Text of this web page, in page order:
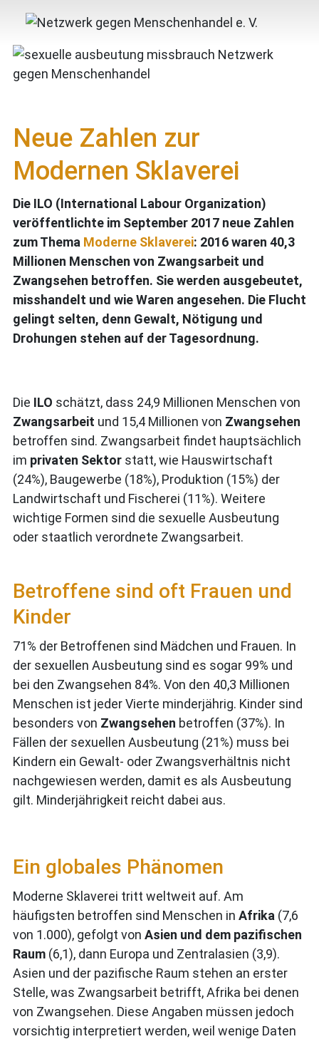
Neue Zahlen zur
Modernen Sklaverei
Die ILO (International Labour Organization)
veröffentlichte im September 2017 neue Zahlen
zum Thema Moderne Sklaverei: 2016 waren 40,3
Millionen Menschen von Zwangsarbeit und
Zwangsehen betroffen. Sie werden ausgebeutet,
misshandelt und wie Waren angesehen. Die Flucht
gelingt selten, denn Gewalt, Nötigung und
Drohungen stehen auf der Tagesordnung.
Die ILO schätzt, dass 24,9 Millionen Menschen von
Zwangsarbeit und 15,4 Millionen von Zwangsehen
betroffen sind. Zwangsarbeit findet hauptsächlich
im privaten Sektor statt, wie Hauswirtschaft
(24%), Baugewerbe (18%), Produktion (15%) der
Landwirtschaft und Fischerei (11%). Weitere
wichtige Formen sind die sexuelle Ausbeutung
oder staatlich verordnete Zwangsarbeit.
Betroffene sind oft Frauen und
Kinder
71% der Betroffenen sind Mädchen und Frauen. In
der sexuellen Ausbeutung sind es sogar 99% und
bei den Zwangsehen 84%. Von den 40,3 Millionen
Menschen ist jeder Vierte minderjährig. Kinder sind
besonders von Zwangsehen betroffen (37%). In
Fällen der sexuellen Ausbeutung (21%) muss bei
Kindern ein Gewalt- oder Zwangsverhältnis nicht
nachgewiesen werden, damit es als Ausbeutung
gilt. Minderjährigkeit reicht dabei aus.
Ein globales Phänomen
Moderne Sklaverei tritt weltweit auf. Am
häufigsten betroffen sind Menschen in Afrika (7,6
von 1.000), gefolgt von Asien und dem pazifischen
Raum (6,1), dann Europa und Zentralasien (3,9).
Asien und der pazifische Raum stehen an erster
Stelle, was Zwangsarbeit betrifft, Afrika bei denen
von Zwangsehen. Diese Angaben müssen jedoch
vorsichtig interpretiert werden, weil wenige Daten